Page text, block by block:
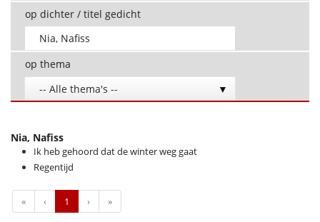
op dichter / titel gedicht
op thema
-- Alle thema's --
Nia, Nafiss
Ik heb gehoord dat de winter weg gaat
Regentijd
«First ‹Previous
1 ›Next»Last